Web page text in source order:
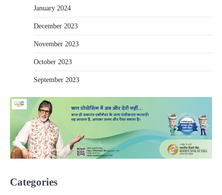
January 2024
December 2023
November 2023
October 2023
September 2023
Categories